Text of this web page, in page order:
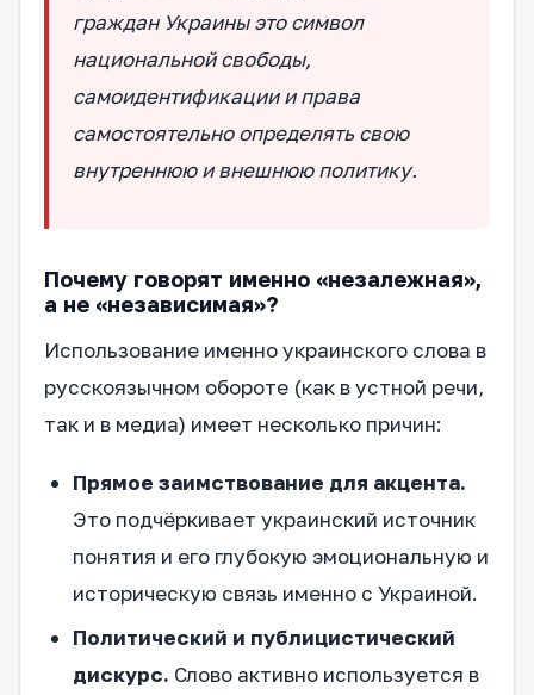
граждан Украины это символ
национальной свободы,
самоидентификации и права
самостоятельно определять свою
внутреннюю и внешнюю политику.
Почему говорят именно «незалежная»,
а не «независимая»?
Использование именно украинского слова в
русскоязычном обороте (как в устной речи,
так и в медиа) имеет несколько причин:
Прямое заимствование для акцента.
Это подчёркивает украинский источник
понятия и его глубокую эмоциональную и
историческую связь именно с Украиной.
Политический и публицистический
дискурс. Слово активно используется в